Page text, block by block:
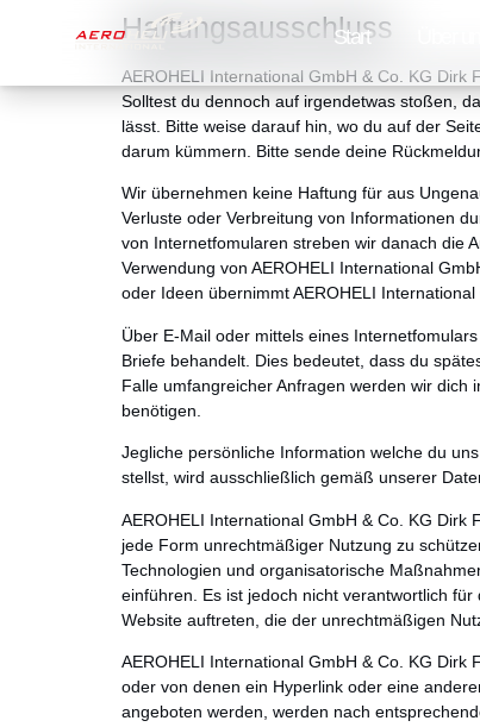
Start
Haftungsausschluss
AEROHELI International GmbH & Co. KG Dirk
Solltest du dennoch auf irgendetwas stoßen,
lässt. Bitte weise darauf hin, wo du auf der
darum kümmern. Bitte sende deine
Wir übernehmen keine Haftung für aus
Verluste oder Verbreitung von Informationen
von Internetfomularen streben wir danach die
Verwendung von AEROHELI International
oder Ideen übernimmt AEROHELI
Über E-Mail oder mittels eines
Briefe behandelt. Dies bedeutet, dass du
Falle umfangreicher Anfragen werden wir
benötigen.
Jegliche persönliche Information welche du
stellst, wird ausschließlich gemäß unserer
AEROHELI International GmbH & Co. KG
jede Form unrechtmäßiger Nutzung zu
Technologien und organisatorische
einführen. Es ist jedoch nicht verantwortlich
Website auftreten, die der unrechtmäßigen
AEROHELI International GmbH & Co. KG
oder von denen ein Hyperlink oder eine
angeboten werden, werden nach